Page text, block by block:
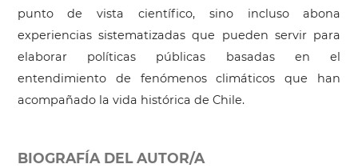
punto de vista científico, sino incluso abona
experiencias sistematizadas que pueden servir para
elaborar políticas públicas basadas en el
entendimiento de fenómenos climáticos que han
acompañado la vida histórica de Chile.
BIOGRAFÍA DEL AUTOR/A